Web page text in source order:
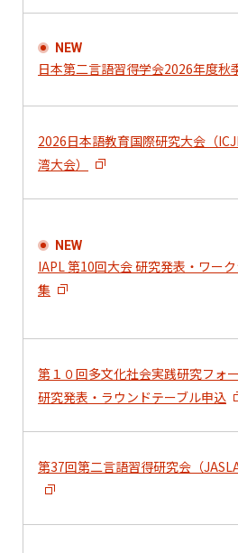
NEW
日本第二言語習得学会2026年度秋
2026日本語教育国際研究大会（
湾大会）
NEW
IAPL 第10回大会 研究発表・ワー
集
第１０回多文化社会実践研究フォ
研究発表・ラウンドテーブル申込
第37回第二言語習得研究会（